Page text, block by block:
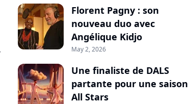
Florent Pagny : son
nouveau duo avec
Angélique Kidjo
May 2, 2026
Une finaliste de DALS
partante pour une saison
All Stars